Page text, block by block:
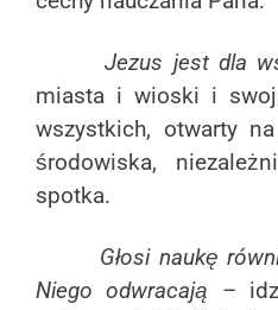
Jezus jest dla
miasta i wioski i
wszystkich, otwarty
środowiska,
spotka.
Głosi naukę
Niego odwracają –